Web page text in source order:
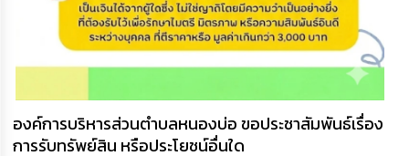
องค์การบริหารส่วนตำบลหนองบ่อ ขอประชาสัมพันธ์เรื่อง
การรับทรัพย์สิน หรือประโยชน์อื่นใด